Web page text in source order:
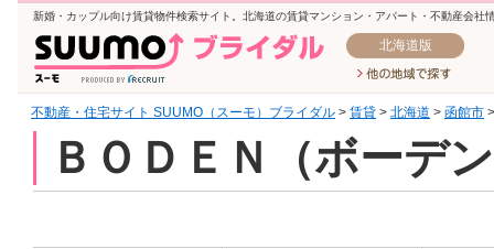
新婚・カップル向け賃貸物件検索サイト。北海道の賃貸マンション・アパート・不動産会社
北海道版
不動産・住宅サイト SUUMO（スーモ）ブライダル > 賃貸 > 北海道 > 函館市
ＢＯＤＥＮ（ボーデ